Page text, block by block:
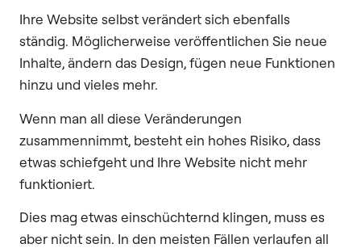
Ihre Website selbst verändert sich ebenfalls
ständig. Möglicherweise veröffentlichen Sie neue
Inhalte, ändern das Design, fügen neue Funktionen
hinzu und vieles mehr.
Wenn man all diese Veränderungen
zusammennimmt, besteht ein hohes Risiko, dass
etwas schiefgeht und Ihre Website nicht mehr
funktioniert.
Dies mag etwas einschüchternd klingen, muss es
aber nicht sein. In den meisten Fällen verlaufen all